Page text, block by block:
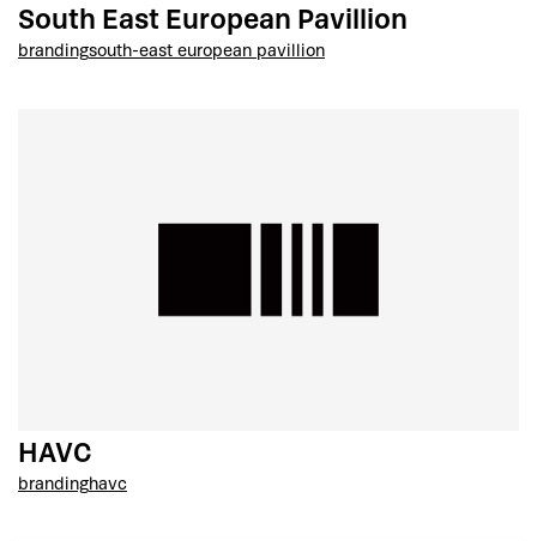
South East European Pavillion
brandingsouth-east european pavillion
HAVC
brandinghavc